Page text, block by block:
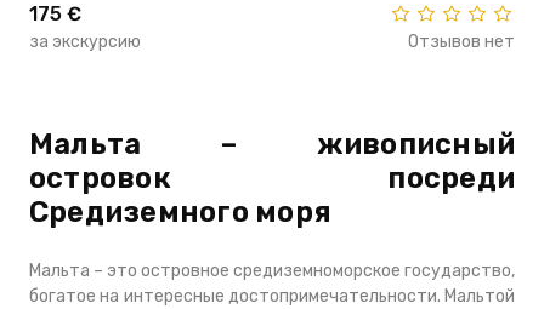
175 €
за экскурсию Отзывов нет
Мальта – живописный
островок посреди
Средиземного моря
Мальта – это островное средиземноморское государство,
богатое на интересные достопримечательности. Мальтой